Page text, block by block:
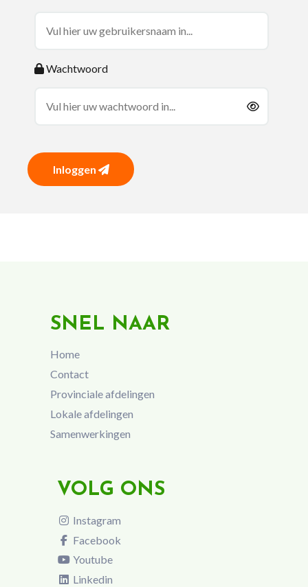
Wachtwoord
Inloggen
SNEL NAAR
Home
Contact
Provinciale afdelingen
Lokale afdelingen
Samenwerkingen
VOLG ONS
Instagram
Facebook
Youtube
Linkedin